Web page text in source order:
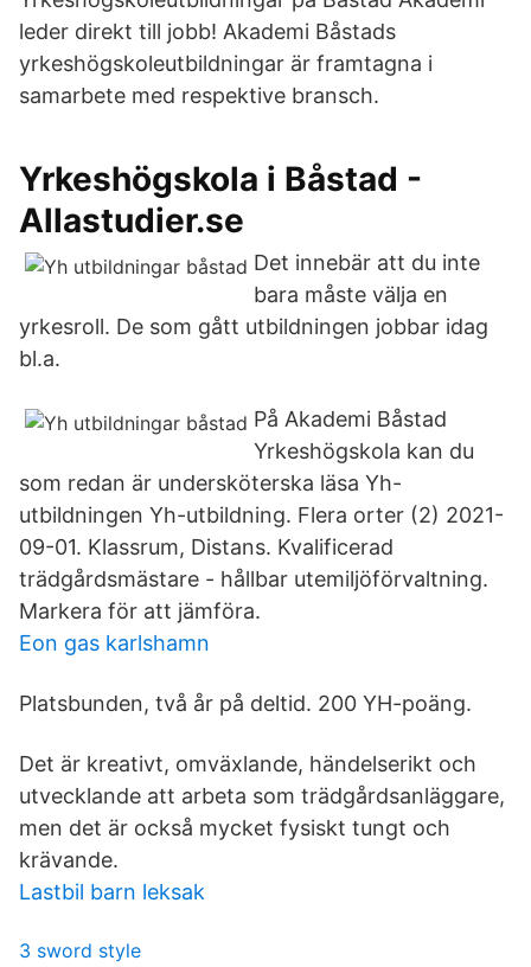
leder direkt till jobb! Akademi Båstads
yrkeshögskoleutbildningar är framtagna i
samarbete med respektive bransch.
Yrkeshögskola i Båstad -
Allastudier.se
Det innebär att du inte
bara måste välja en
yrkesroll. De som gått utbildningen jobbar idag
bl.a.
På Akademi Båstad
Yrkeshögskola kan du
som redan är undersköterska läsa Yh-
utbildningen Yh-utbildning. Flera orter (2) 2021-
09-01. Klassrum, Distans. Kvalificerad
trädgårdsmästare - hållbar utemiljöförvaltning.
Markera för att jämföra.
Eon gas karlshamn
Platsbunden, två år på deltid. 200 YH-poäng.
Det är kreativt, omväxlande, händelserikt och
utvecklande att arbeta som trädgårdsanläggare,
men det är också mycket fysiskt tungt och
krävande.
Lastbil barn leksak
3 sword style